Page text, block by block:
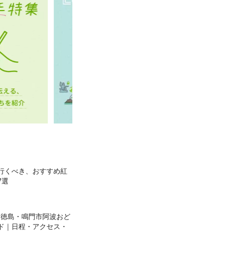
くべき、おすすめ紅
徳島・鳴門市阿波おど
｜日程・アクセス・